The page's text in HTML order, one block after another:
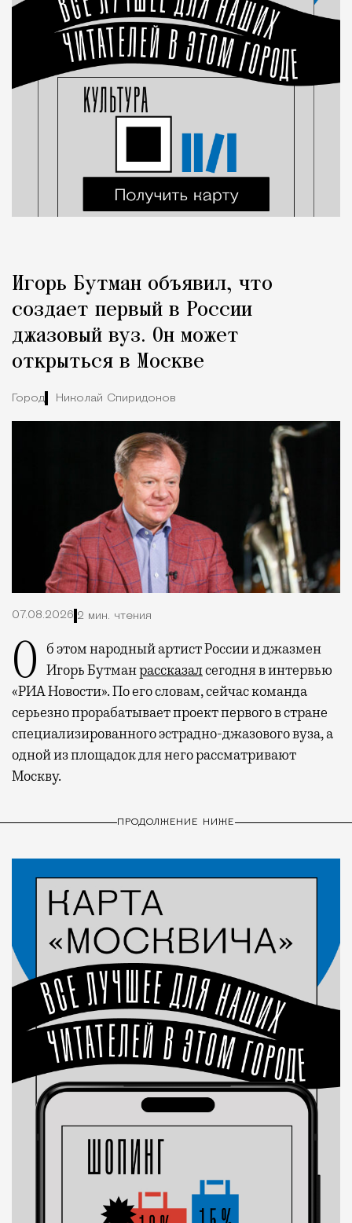
Игорь Бутман объявил, что
создает первый в России
джазовый вуз. Он может
открыться в Москве
Город Николай Спиридонов
07.08.2026 2 мин. чтения
Об этом народный артист России и джазмен Игорь Бутманрассказалсегодня в интервью
«РИА Новости». По его словам, сейчас команда
серьезно прорабатывает проект первого в стране
специализированного эстрадно-джазового вуза, а
одной из площадок для него рассматривают
Москву.
ПРОДОЛЖЕНИЕ НИЖЕ